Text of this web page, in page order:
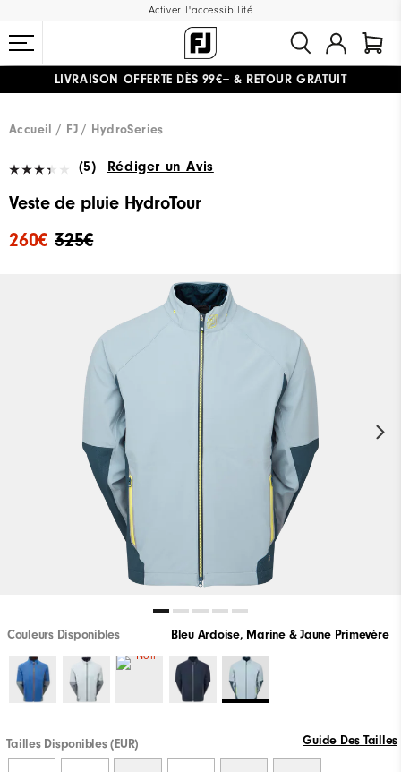
Activer l'accessibilité
LIVRAISON OFFERTE DÈS 99€+ & RETOUR GRATUIT
Accueil FJ HydroSeries
(5) Rédiger un Avis
Veste de pluie HydroTour
325€
260€
Couleurs Disponibles Bleu Ardoise, Marine & Jaune Primevère
Tailles Disponibles (EUR) Guide Des Tailles